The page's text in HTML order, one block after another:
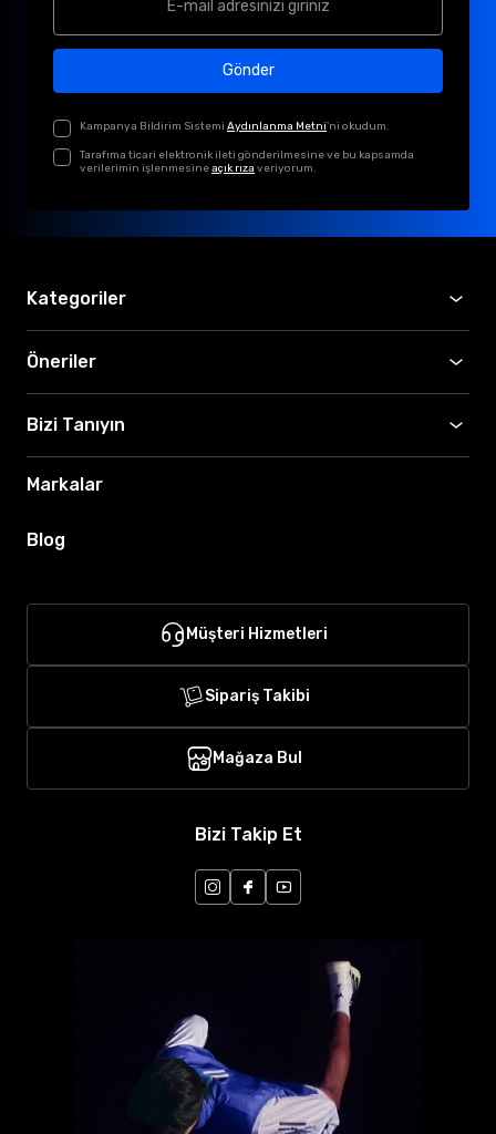
Gönder
Kampanya Bildirim Sistemi Aydınlanma Metni'ni okudum.
Tarafıma ticari elektronik ileti gönderilmesine ve bu kapsamda
verilerimin işlenmesineaçık rıza veriyorum.
Kategoriler
Öneriler
Bizi Tanıyın
Markalar
Blog
Müşteri Hizmetleri
Sipariş Takibi
Mağaza Bul
Bizi Takip Et